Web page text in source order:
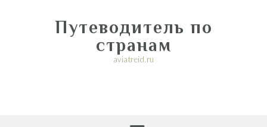
Путеводитель по
странам
aviatreid.ru